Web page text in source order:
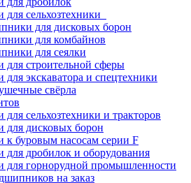
сельхозтехники
для дисковых борон
для комбайнов
для сеялки
строительной сферы
экскаватора и спецтехники
свёрла
сельхозтехники и тракторов
дисковых борон
буровым насосам серии F
дробилок и оборудования
горнорудной промышленности
на заказ